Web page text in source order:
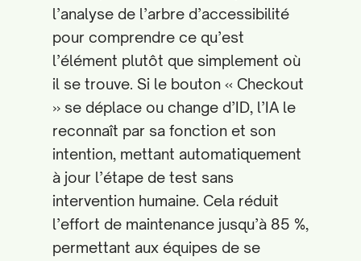
l’analyse de l’arbre d’accessibilité
pour comprendre ce qu’est
l’élément plutôt que simplement où
il se trouve. Si le bouton « Checkout
» se déplace ou change d’ID, l’IA le
reconnaît par sa fonction et son
intention, mettant automatiquement
à jour l’étape de test sans
intervention humaine. Cela réduit
l’effort de maintenance jusqu’à 85 %,
permettant aux équipes de se